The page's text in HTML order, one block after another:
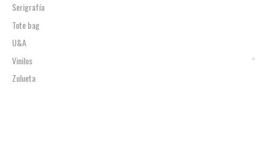
Serigrafía
Tote bag
U&A
Vinilos
Zulueta